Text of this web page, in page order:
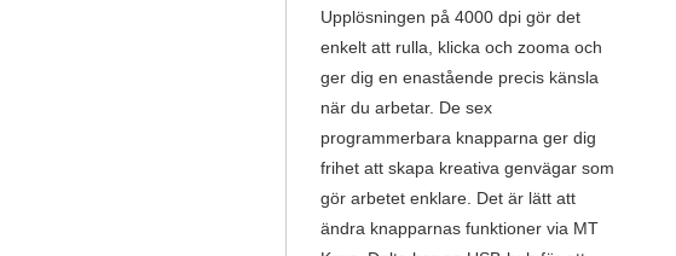
Upplösningen på 4000 dpi gör det
enkelt att rulla, klicka och zooma och
ger dig en enastående precis känsla
när du arbetar. De sex
programmerbara knapparna ger dig
frihet att skapa kreativa genvägar som
gör arbetet enklare. Det är lätt att
ändra knapparnas funktioner via MT